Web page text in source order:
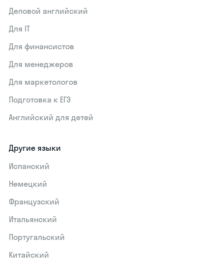
Деловой английский
Для IT
Для финансистов
Для менеджеров
Для маркетологов
Подготовка к ЕГЭ
Английский для детей
Другие языки
Испанский
Немецкий
Французский
Итальянский
Португальский
Китайский